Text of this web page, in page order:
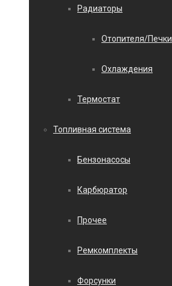
Радиаторы
Отопителя/Печки
Охлаждения
Термостат
Топливная система
Бензонасосы
Карбюратор
Прочее
Ремкомплекты
Форсунки